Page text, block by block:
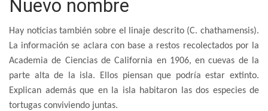
Nuevo nombre
Hay noticias también sobre el linaje descrito (C. chathamensis).
La información se aclara con base a restos recolectados por la
Academia de Ciencias de California en 1906, en cuevas de la
parte alta de la isla. Ellos piensan que podría estar extinto.
Explican además que en la isla habitaron las dos especies de
tortugas conviviendo juntas.